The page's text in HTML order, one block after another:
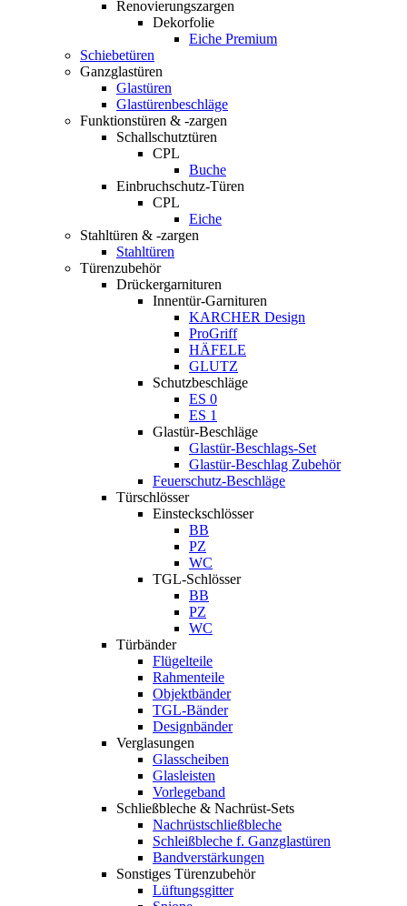
Renovierungszargen
Dekorfolie
Eiche Premium
Schiebetüren
Ganzglastüren
Glastüren
Glastürenbeschläge
Funktionstüren & -zargen
Schallschutztüren
CPL
Buche
Einbruchschutz-Türen
CPL
Eiche
Stahltüren & -zargen
Stahltüren
Türenzubehör
Drückergarnituren
Innentür-Garnituren
KARCHER Design
ProGriff
HÄFELE
GLUTZ
Schutzbeschläge
ES 0
ES 1
Glastür-Beschläge
Glastür-Beschlags-Set
Glastür-Beschlag Zubehör
Feuerschutz-Beschläge
Türschlösser
Einsteckschlösser
BB
PZ
WC
TGL-Schlösser
BB
PZ
WC
Türbänder
Flügelteile
Rahmenteile
Objektbänder
TGL-Bänder
Designbänder
Verglasungen
Glasscheiben
Glasleisten
Vorlegeband
Schließbleche & Nachrüst-Sets
Nachrüstschließbleche
Schleißbleche f. Ganzglastüren
Bandverstärkungen
Sonstiges Türenzubehör
Lüftungsgitter